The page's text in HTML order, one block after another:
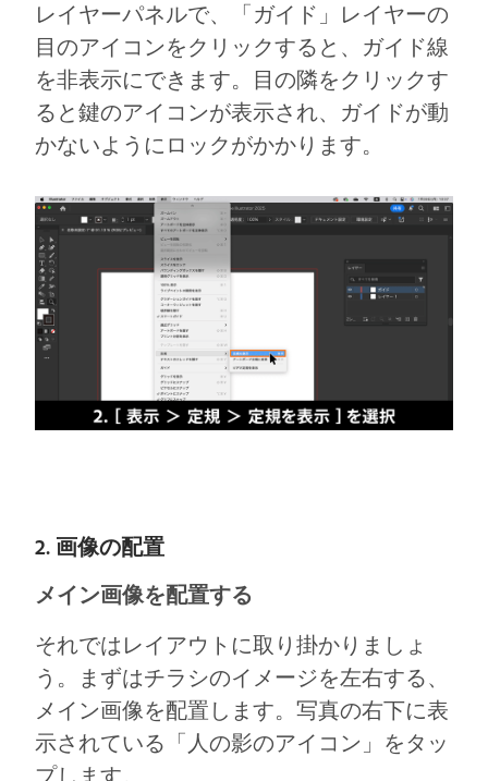
レイヤーパネルで、「ガイド」レイヤーの
目のアイコンをクリックすると、ガイド線
を非表示にできます。目の隣をクリックす
ると鍵のアイコンが表示され、ガイドが動
かないようにロックがかかります。
2. 画像の配置
メイン画像を配置する
それではレイアウトに取り掛かりましょ
う。まずはチラシのイメージを左右する、
メイン画像を配置します。写真の右下に表
示されている「人の影のアイコン」をタッ
プします。